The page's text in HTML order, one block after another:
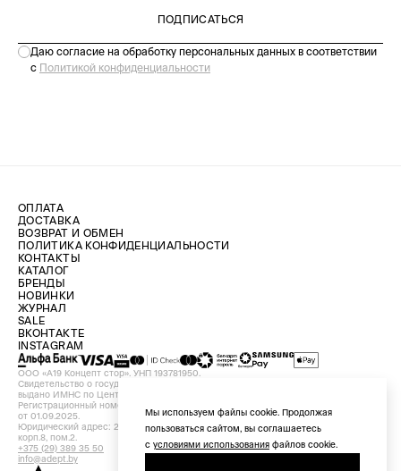
ПОДПИСАТЬСЯ
Даю согласие на обработку персональных данных в соответствии
с Политикой конфиденциальности
ООО «А19 Концепт стор». УНП 193781950.
Свидетельство о государственной регистрации №193781950 от 09.08.2024,
выдано ИМНС по Центральному району г. Минска.
Регистрационный номер в Торговом реестре Республики Беларусь №756898
от 01.09.2025.
Юридический адрес: 220029, Республика Беларусь, г. Минск, ул. Красная, д.7,
корп.8, пом.2.
+375 (29) 389 35 50
info@adept.by
ОПЛАТА
ДОСТАВКА
ВОЗВРАТ И ОБМЕН
ПОЛИТИКА КОНФИДЕНЦИАЛЬНОСТИ
КОНТАКТЫ
ВКОНТАКТЕ
INSTAGRAM
КАТАЛОГ
БРЕНДЫ
НОВИНКИ
ЖУРНАЛ
SALE
Мы используем файлы cookie. Продолжая
пользоваться сайтом, вы соглашаетесь
с условиями использования файлов cookie.